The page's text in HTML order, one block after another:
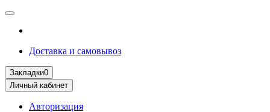
Доставка и самовывоз
Закладки0
Личный кабинет
Авторизация